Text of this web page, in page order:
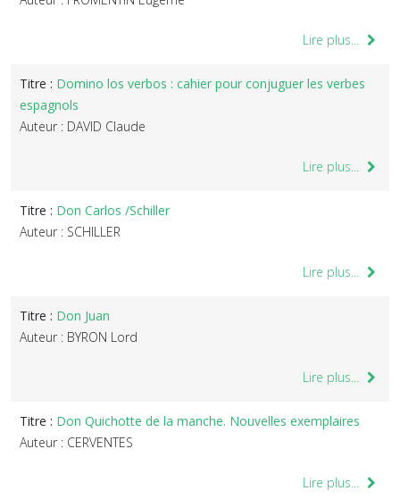
Lire plus...
Titre : Domino los verbos : cahier pour conjuguer les verbes
espagnols
Auteur : DAVID Claude
Lire plus...
Titre : Don Carlos /Schiller
Auteur : SCHILLER
Lire plus...
Titre : Don Juan
Auteur : BYRON Lord
Lire plus...
Titre : Don Quichotte de la manche. Nouvelles exemplaires
Auteur : CERVENTES
Lire plus...